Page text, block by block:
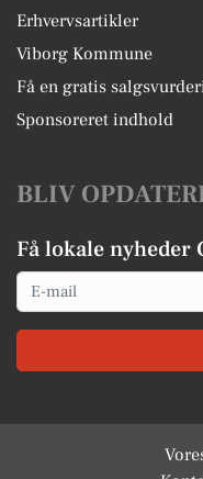
Erhvervsartikler
Viborg Kommune
Få en gratis
Sponsoreret indhold
BLIV
Få lokale nyheder
Email